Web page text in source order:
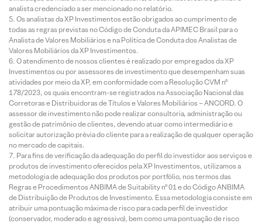
analista credenciado a ser mencionado no relatório.
Os analistas da XP Investimentos estão obrigados ao cumprimento de
todas as regras previstas no Código de Conduta da APIMEC Brasil para o
Analista de Valores Mobiliários e na Política de Conduta dos Analistas de
Valores Mobiliários da XP Investimentos.
O atendimento de nossos clientes é realizado por empregados da XP
Investimentos ou por assessores de investimento que desempenham suas
atividades por meio da XP, em conformidade com a Resolução CVM nº
178/2023, os quais encontram-se registrados na Associação Nacional das
Corretoras e Distribuidoras de Títulos e Valores Mobiliários – ANCORD. O
assessor de investimento não pode realizar consultoria, administração ou
gestão de patrimônio de clientes, devendo atuar como intermediário e
solicitar autorização prévia do cliente para a realização de qualquer operação
no mercado de capitais.
Para fins de verificação da adequação do perfil do investidor aos serviços e
produtos de investimento oferecidos pela XP Investimentos, utilizamos a
metodologia de adequação dos produtos por portfólio, nos termos das
Regras e Procedimentos ANBIMA de Suitability nº 01 e do Código ANBIMA
de Distribuição de Produtos de Investimento. Essa metodologia consiste em
atribuir uma pontuação máxima de risco para cada perfil de investidor
(conservador, moderado e agressivo), bem como uma pontuação de risco